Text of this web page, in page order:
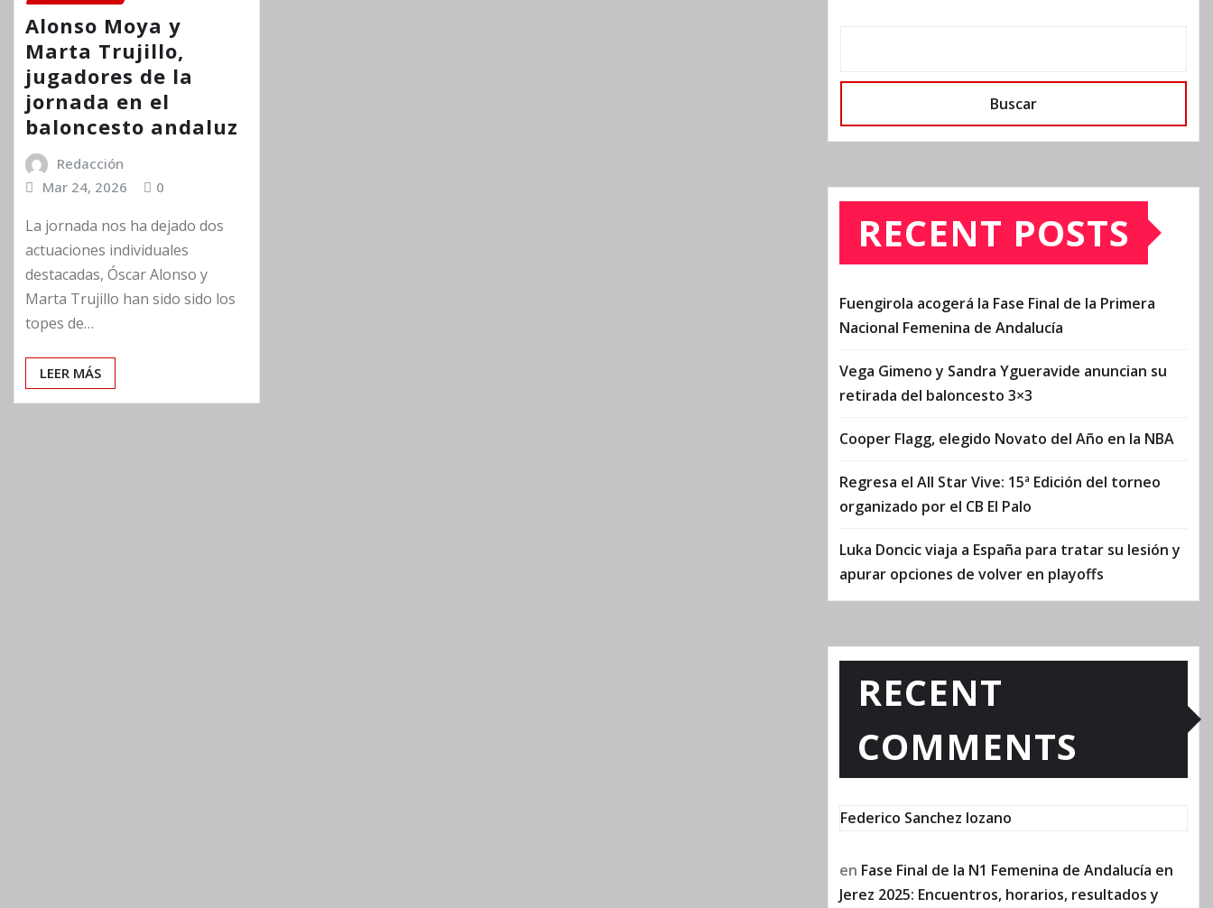
Alonso Moya y
Marta Trujillo,
jugadores de la
jornada en el
baloncesto andaluz
Redacción
Mar 24, 2026
0
La jornada nos ha dejado dos
actuaciones individuales
destacadas, Óscar Alonso y
Marta Trujillo han sido sido los
topes de…
LEER MÁS
Buscar
RECENT POSTS
Fuengirola acogerá la Fase Final de la Primera
Nacional Femenina de Andalucía
Vega Gimeno y Sandra Ygueravide anuncian su
retirada del baloncesto 3×3
Cooper Flagg, elegido Novato del Año en la NBA
Regresa el All Star Vive: 15ª Edición del torneo
organizado por el CB El Palo
Luka Doncic viaja a España para tratar su lesión y
apurar opciones de volver en playoffs
RECENT
COMMENTS
Federico Sanchez lozano
en Fase Final de la N1 Femenina de Andalucía en
Jerez 2025: Encuentros, horarios, resultados y